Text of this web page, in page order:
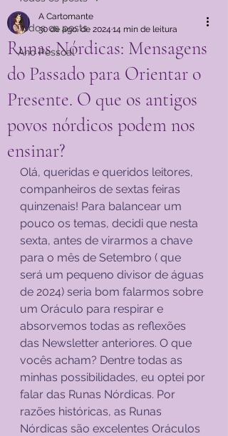
Todos os posts
Ano Pessoal
Runas Nórdicas: Mensagens
do Passado para Orientar o
Presente. O que os antigos
povos nórdicos podem nos
ensinar?
A Cartomante
30 de ago. de 2024 14 min de leitura
Olá, queridas e queridos leitores,
companheiros de sextas feiras
quinzenais! Para balancear um
pouco os temas, decidi que nesta
sexta, antes de virarmos a chave
para o mês de Setembro ( que
será um pequeno divisor de águas
de 2024) seria bom falarmos sobre
um Oráculo para respirar e
absorvemos todas as reflexões
das Newsletter anteriores. O que
vocês acham? Dentre todas as
minhas possibilidades, eu optei por
falar das Runas Nórdicas. Por
razões históricas, as Runas
Nórdicas são excelentes Oráculos